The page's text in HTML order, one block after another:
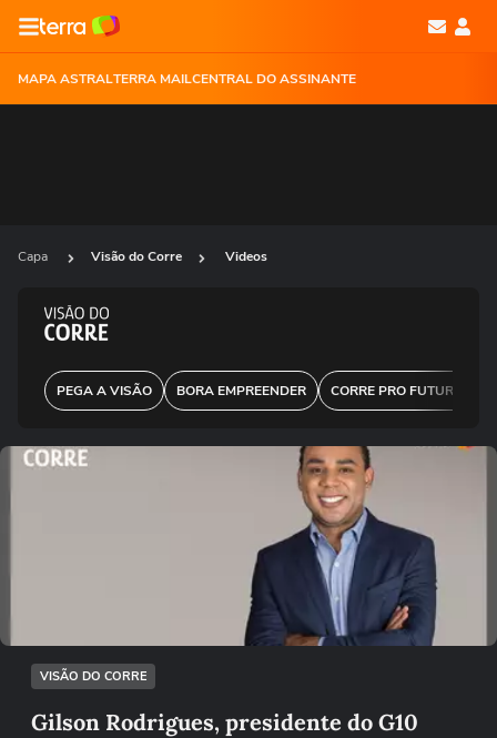
MAPA ASTRALTERRA MAILCENTRAL DO ASSINANTE
Capa Visão do Corre Videos
PEGA A VISÃO BORA EMPREENDER CORRE PRO FUTURO
Não foi possível reproduzir o vídeo
Tentar novamente
VISÃO DO CORRE
Gilson Rodrigues, presidente do G10